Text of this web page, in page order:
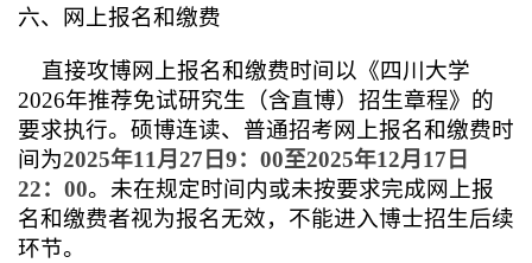
六、网上报名和缴费
直接攻博网上报名和缴费时间以《四川大学
2026年推荐免试研究生（含直博）招生章程》的
要求执行。硕博连读、普通招考网上报名和缴费时
间为2025年11月27日9：00至2025年12月17日
22：00。 未在规定时间内或未按要求完成网上报
名和缴费者视为报名无效，不能进入博士招生后续
环节。